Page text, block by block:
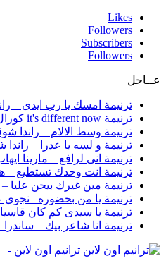
Likes
Followers
Subscribers
Followers
عــاجل
ترنيمة امسك يا رب ايدى _
ترنيمة it's different now كورال YMCA السودانى
ترنيمة وسط الالام _ راندا
ترنيمة و لسه يا عدرا _
ترنيمة انى لرافع _ مارينا
ترنيمة انت وحدك تستطيع _
ترنيمة مين غيرك بيحن عليا
ترنيمة يا من بحضوره _نجوى
ترنيمة يا سيدى كم كان
ترنيمة انا شاعر بيك _ ساندرا
ترانيم اون لاين -